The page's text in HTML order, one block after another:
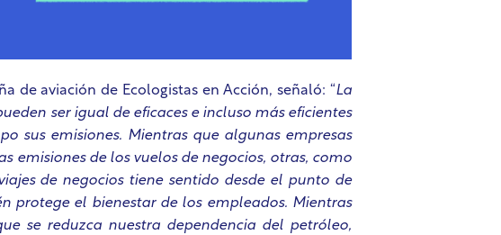
de aviación de Ecologistas en Acción, señaló: “La
ser igual de eficaces e incluso más eficientes
sus emisiones. Mientras que algunas empresas
emisiones de los vuelos de negocios, otras, como
de negocios tiene sentido desde el punto de
protege el bienestar de los empleados. Mientras
se reduzca nuestra dependencia del petróleo,